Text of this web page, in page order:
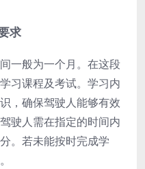
求
一般为一个月。在这段
习课程及考试。学习内
，确保驾驶人能够有效
驶人需在指定的时间内
。若未能按时完成学